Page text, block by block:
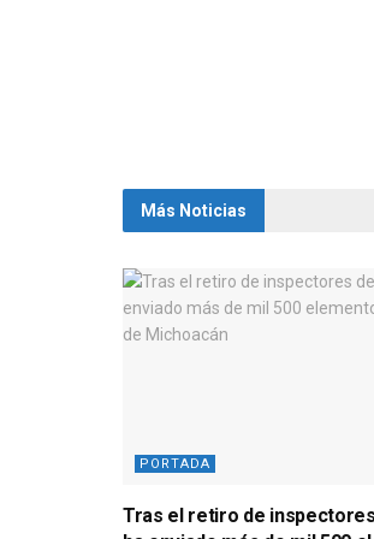
Más Noticias
PORTADA
Tras el retiro de inspectores